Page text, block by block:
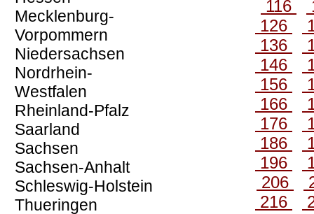
Mecklenburg-
Vorpommern
Niedersachsen
Nordrhein-
Westfalen
Rheinland-Pfalz
Saarland
Sachsen
Sachsen-Anhalt
Schleswig-Holstein
Thueringen
116
126
136
146
156
166
176
186
196
206
216